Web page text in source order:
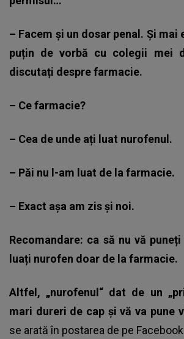
– Facem și un dosar penal. Și mai
puțin de vorbă cu colegii mei
discutați despre farmacie.
– Ce farmacie?
– Cea de unde ați luat nurofenul.
– Păi nu l-am luat de la farmacie.
– Exact așa am zis și noi.
Recomandare: ca să nu vă
luați nurofen doar de la farmacie.
Altfel, „nurofenul“ dat de un
mari dureri de cap și vă va pune
se arată în postarea de pe